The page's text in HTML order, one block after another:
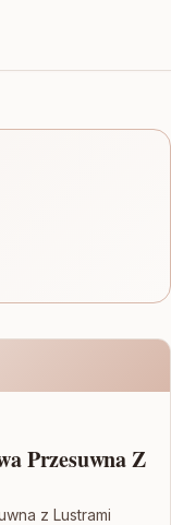
Przesuwna Z
z Lustrami